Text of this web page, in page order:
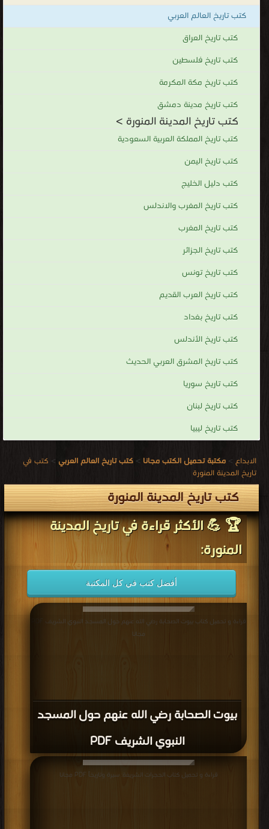
كتب تاريخ العالم العربي
كتب تاريخ العراق
كتب تاريخ فلسطين
كتب تاريخ مكة المكرمة
كتب تاريخ مدينة دمشق
كتب تاريخ المدينة المنورة >
كتب تاريخ المملكة العربية السعودية
كتب تاريخ اليمن
كتب دليل الخليج
كتب تاريخ المغرب والاندلس
كتب تاريخ المغرب
كتب تاريخ الجزائر
كتب تاريخ تونس
كتب تاريخ العرب القديم
كتب تاريخ بغداد
كتب تاريخ الأندلس
كتب تاريخ المشرق العربي الحديث
كتب تاريخ سوريا
كتب تاريخ لبنان
كتب تاريخ ليبيا
الابداع > مكتبة تحميل الكتب مجانا > كتب تاريخ العالم العربي > كتب في
تاريخ المدينة المنورة
كتب تاريخ المدينة المنورة
🏆 💪 الأكثر قراءة في تاريخ المدينة
المنورة:
أفضل كتب في كل المكتبة
بيوت الصحابة رضي الله عنهم حول المسجد
النبوي الشريف PDF
مجانا
قراءة و تحميل كتاب الحجرات الشريفة: سيرة وتاريخاً PDF مجانا